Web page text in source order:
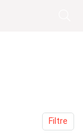
Filtre